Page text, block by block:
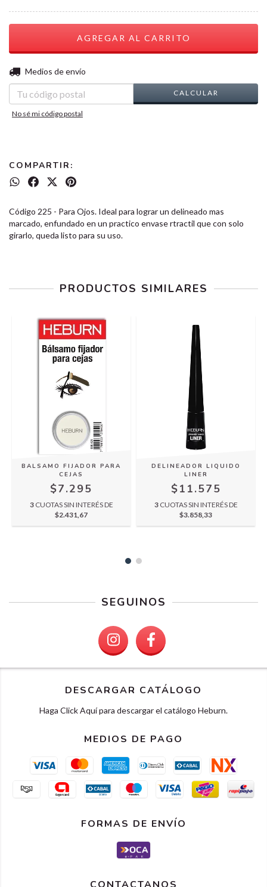
Entregas para el CP:
Medios de envío
CALCULAR
No sé mi código postal
COMPARTIR:
Código 225 - Para Ojos. Ideal para lograr un delineado mas
marcado, enfundado en un practico envase rtractil que con solo
girarlo, queda listo para su uso.
PRODUCTOS SIMILARES
BALSAMO FIJADOR PARA
CEJAS
$7.295
3 CUOTAS SIN INTERÉS DE
$2.431,67
DELINEADOR LIQUIDO
LINER
$11.575
3 CUOTAS SIN INTERÉS DE
$3.858,33
SEGUINOS
DESCARGAR CATÁLOGO
Haga Click Aquí para descargar el catálogo Heburn.
MEDIOS DE PAGO
FORMAS DE ENVÍO
CONTACTANOS